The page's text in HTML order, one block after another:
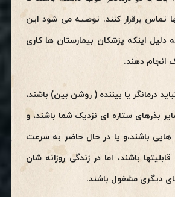
تماس برقرار کنند. توصیه می شود این
به دلیل اینکه پزشکان بیمارستان ها کاری
انجام دهند.
درمانگر یا بیننده ( روشن بین) باشند،
بذرهای ستاره ای نزدیک شما باشند، و
هایی باشند،و یا در حال حاضر به سرعت
باشند، اما در زندگی روزانه شان
دیگری مشغول باشند.